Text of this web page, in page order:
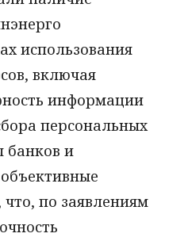
использования
включая
информации
персональных
банков и
по заявлениям